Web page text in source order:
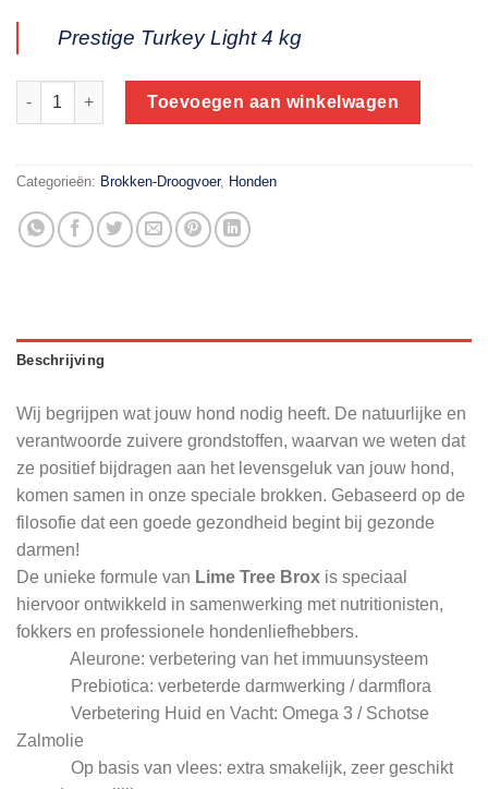
Prestige Turkey Light 4 kg
Lime Tree Brox Adult Senior / Light Kalkoen 4 kg aantal
Toevoegen aan winkelwagen
Categorieën: Brokken-Droogvoer, Honden
Beschrijving
Wij begrijpen wat jouw hond nodig heeft. De natuurlijke en
verantwoorde zuivere grondstoffen, waarvan we weten dat
ze positief bijdragen aan het levensgeluk van jouw hond,
komen samen in onze speciale brokken. Gebaseerd op de
filosofie dat een goede gezondheid begint bij gezonde
darmen!
De unieke formule van Lime Tree Brox is speciaal
hiervoor ontwikkeld in samenwerking met nutritionisten,
fokkers en professionele hondenliefhebbers.
Aleurone: verbetering van het immuunsysteem
Prebiotica: verbeterde darmwerking / darmflora
Verbetering Huid en Vacht: Omega 3 / Schotse
Zalmolie
Op basis van vlees: extra smakelijk, zeer geschikt